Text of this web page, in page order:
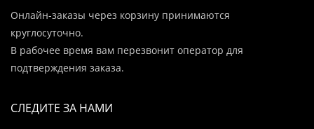
Онлайн-заказы через корзину принимаются
круглосуточно.
В рабочее время вам перезвонит оператор для
подтверждения заказа.
СЛЕДИТЕ ЗА НАМИ